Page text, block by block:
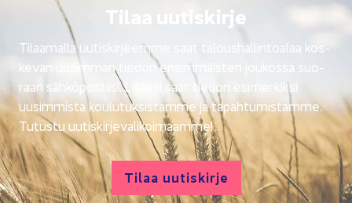
Tilaa uu­tis­kir­je
Ti­laa­mal­la uu­tis­kir­jeem­me saat ta­lous­hal­lin­toa­laa kos­
ke­van uusim­man tie­don en­sim­mäis­ten jou­kos­sa suo­
raan säh­kö­pos­tii­si. Li­säk­si saat tie­don esi­mer­kik­si
uusim­mis­ta kou­lu­tuk­sis­tam­me ja ta­pah­tu­mis­tam­me.
Tu­tus­tu uu­tis­kir­je­va­li­koi­maam­me!
Tilaa uu­tis­kir­je